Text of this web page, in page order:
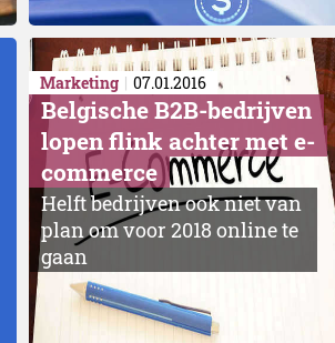
Marketing 07.01.2016
Belgische B2B-bedrijven
lopen flink achter met e-
commerce
Helft bedrijven ook niet van
plan om voor 2018 online te
gaan